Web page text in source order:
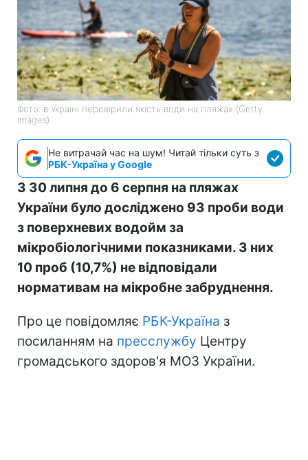
Фото: в Україні перевірили якість води на пляжах (Getty
Images)
Не витрачай час на шум! Читай тільки суть з
РБК-Україна у Google
З 30 липня до 6 серпня на пляжах
України було досліджено 93 проби води
з поверхневих водойм за
мікробіологічними показниками. З них
10 проб (10,7%) не відповідали
нормативам на мікробне забруднення.
Про це повідомляє РБК-Україна з
посиланням на пресслужбу Центру
громадського здоров'я МОЗ України.